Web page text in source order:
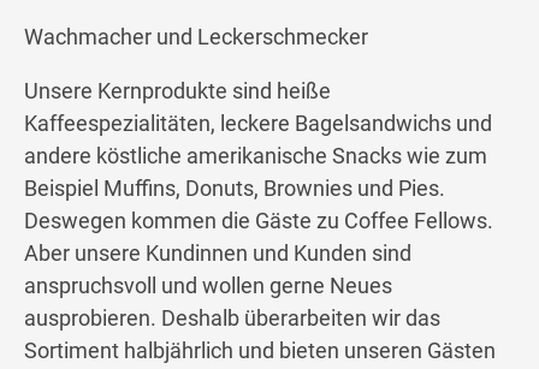
Wachmacher und Leckerschmecker
Unsere Kernprodukte sind heiße
Kaffeespezialitäten, leckere Bagelsandwichs und
andere köstliche amerikanische Snacks wie zum
Beispiel Muffins, Donuts, Brownies und Pies.
Deswegen kommen die Gäste zu Coffee Fellows.
Aber unsere Kundinnen und Kunden sind
anspruchsvoll und wollen gerne Neues
ausprobieren. Deshalb überarbeiten wir das
Sortiment halbjährlich und bieten unseren Gästen